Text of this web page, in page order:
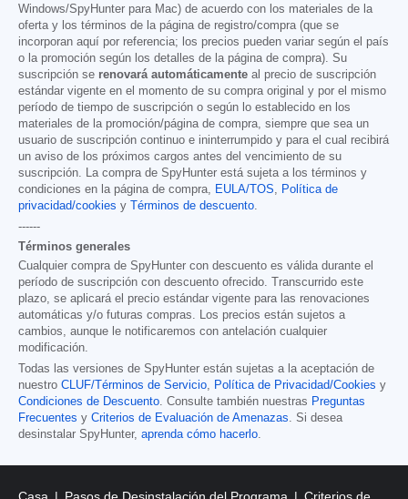
Windows/SpyHunter para Mac) de acuerdo con los materiales de la
oferta y los términos de la página de registro/compra (que se
incorporan aquí por referencia; los precios pueden variar según el país
o la promoción según los detalles de la página de compra). Su
suscripción se renovará automáticamente al precio de suscripción
estándar vigente en el momento de su compra original y por el mismo
período de tiempo de suscripción o según lo establecido en los
materiales de la promoción/página de compra, siempre que sea un
usuario de suscripción continuo e ininterrumpido y para el cual recibirá
un aviso de los próximos cargos antes del vencimiento de su
suscripción. La compra de SpyHunter está sujeta a los términos y
condiciones en la página de compra,
EULA/TOS
Política de
privacidad/cookies y Términos de descuento
------
Términos generales
Cualquier compra de SpyHunter con descuento es válida durante el
período de suscripción con descuento ofrecido. Transcurrido este
plazo, se aplicará el precio estándar vigente para las renovaciones
automáticas y/o futuras compras. Los precios están sujetos a
cambios, aunque le notificaremos con antelación cualquier
modificación.
Todas las versiones de SpyHunter están sujetas a la aceptación de
nuestro CLUF/Términos de Servicio Política de Privacidad/Cookies y
Condiciones de Descuento . Consulte también nuestras Preguntas
Frecuentes y Criterios de Evaluación de Amenazas . Si desea
desinstalar SpyHunter, aprenda cómo hacerlo
Casa Pasos de Desinstalación del Programa Criterios de